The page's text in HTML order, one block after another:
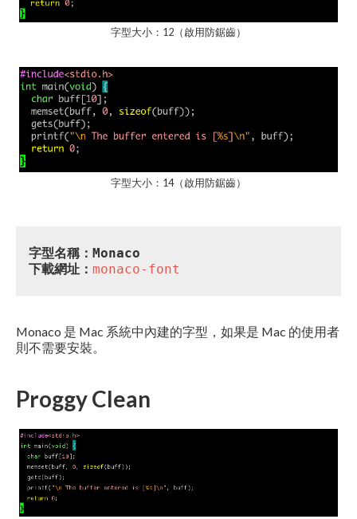
字型大小：12（啟用防鋸齒）
字型大小：14（啟用防鋸齒）
字型名稱：Monaco
下載網址： monaco-font
Monaco 是 Mac 系統中內建的字型，如果是 Mac 的使用者
則不需要安裝。
Proggy Clean